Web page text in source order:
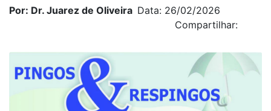
Por: Dr. Juarez de Oliveira Data: 26/02/2026
Compartilhar: